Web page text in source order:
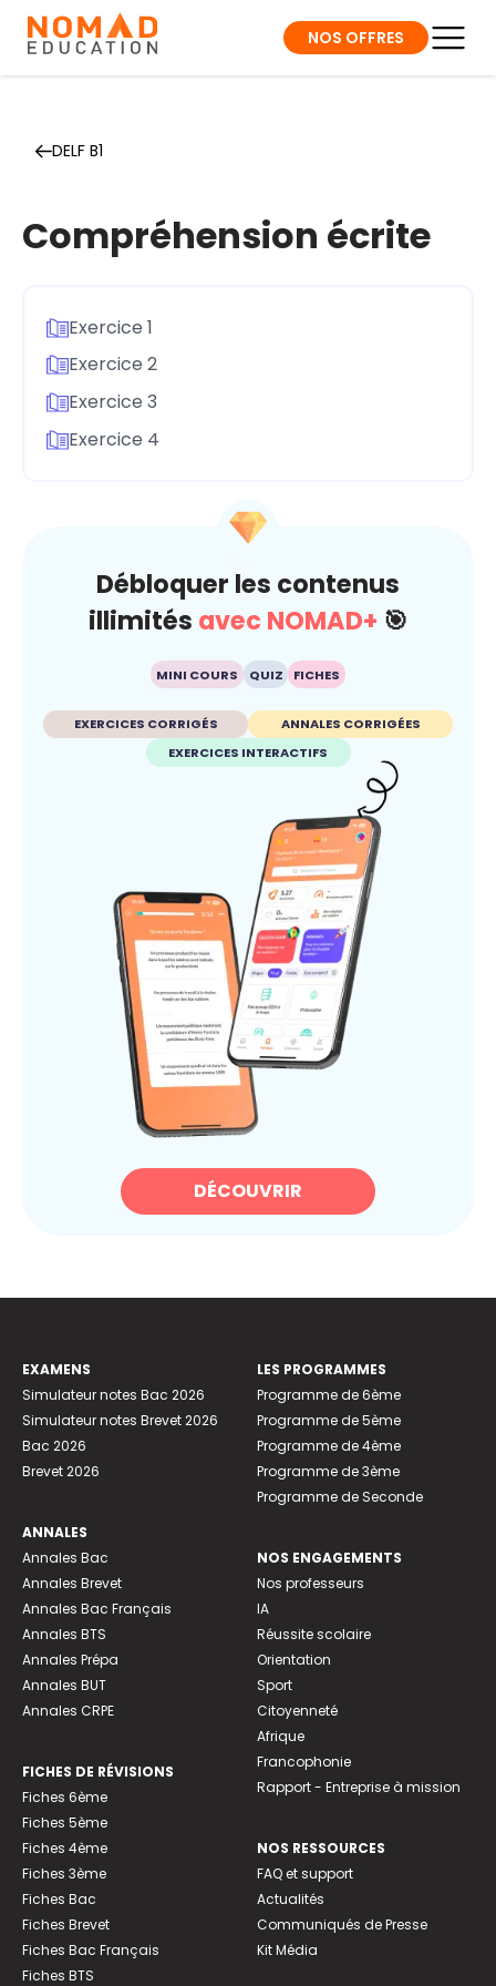
NOS OFFRES
DELF B1
Compréhension écrite
Exercice 1
Exercice 2
Exercice 3
Exercice 4
Débloquer les contenus
illimités avec NOMAD+ 🎯
MINI COURS QUIZ FICHES
EXERCICES CORRIGÉS
ANNALES CORRIGÉES
EXERCICES INTERACTIFS
DÉCOUVRIR
EXAMENS
Simulateur notes Bac 2026
Simulateur notes Brevet 2026
Bac 2026
Brevet 2026
ANNALES
Annales Bac
Annales Brevet
Annales Bac Français
Annales BTS
Annales Prépa
Annales BUT
Annales CRPE
FICHES DE RÉVISIONS
Fiches 6ème
Fiches 5ème
Fiches 4ème
Fiches 3ème
Fiches Bac
Fiches Brevet
Fiches Bac Français
Fiches BTS
LES PROGRAMMES
Programme de 6ème
Programme de 5ème
Programme de 4ème
Programme de 3ème
Programme de Seconde
NOS ENGAGEMENTS
Nos professeurs
IA
Réussite scolaire
Orientation
Sport
Citoyenneté
Afrique
Francophonie
Rapport - Entreprise à mission
NOS RESSOURCES
FAQ et support
Actualités
Communiqués de Presse
Kit Média